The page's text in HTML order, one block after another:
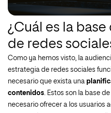
¿Cuál es la
de redes
Como ya hemos visto, la
estrategia de redes sociales
necesario que exista una
contenidos. Estos son la base
necesario ofrecer a los usuarios